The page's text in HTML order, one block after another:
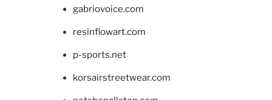
gabriovoice.com
resinflowart.com
p-sports.net
korsairstreetwear.com